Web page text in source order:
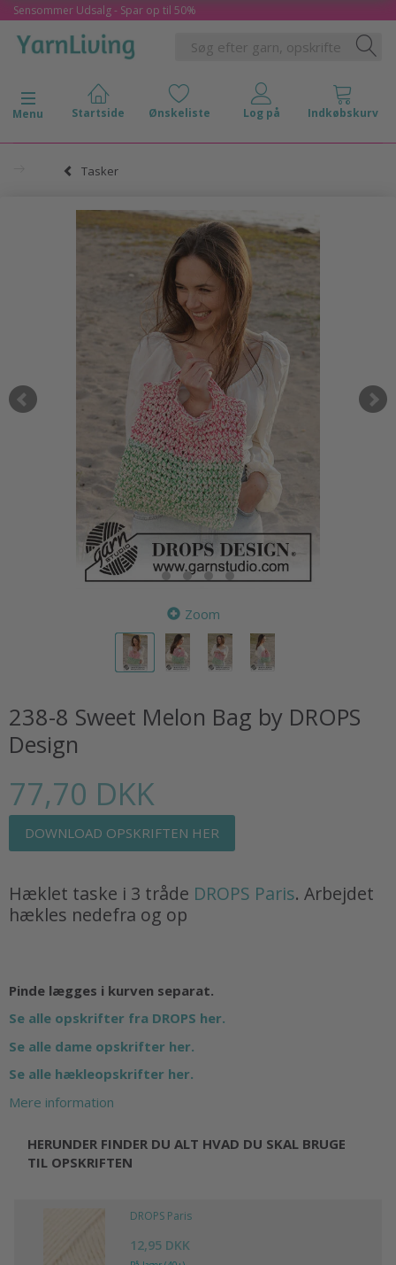
Sensommer Udsalg - Spar op til 50%
Skifte navigation
Menu
Tasker
Zoom
238-8 Sweet Melon Bag by DROPS
Design
77,70 DKK
DOWNLOAD OPSKRIFTEN HER
Hæklet taske i 3 tråde DROPS Paris. Arbejdet
hækles nedefra og op
Pinde lægges i kurven separat.
Se alle opskrifter fra DROPS her.
Se alle dame opskrifter her.
Se alle hækleopskrifter her.
Mere information
HERUNDER FINDER DU ALT HVAD DU SKAL BRUGE
TIL OPSKRIFTEN
DROPS Paris
12,95 DKK